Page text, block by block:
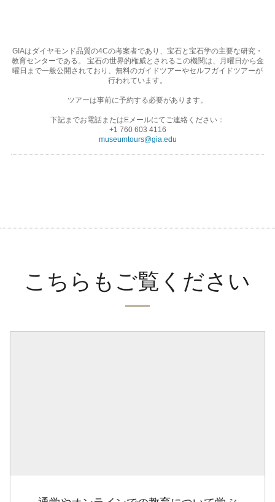
GIAはダイヤモンド品質の4Cの考案者であり、宝石と宝石学の主要な研究・
教育センターである。 宝石の世界的権威とされるこの機関は、月曜日から金
曜日まで一般公開されており、無料のガイドツアーやセルフガイドツアーが
行われています。
ツアーは事前に予約する必要があります。
下記までお電話またはEメールにてご連絡ください：
+1 760 603 4116
museumtours@gia.edu
こちらもご覧ください